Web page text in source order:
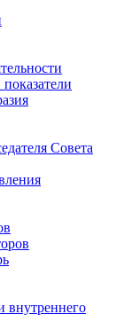
Совета
внутреннего